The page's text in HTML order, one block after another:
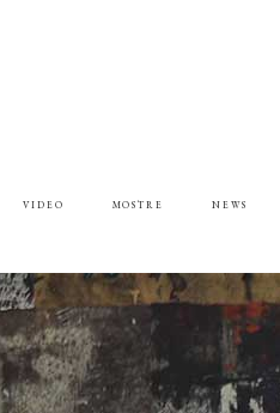
VIDEO MOSTRE NEWS